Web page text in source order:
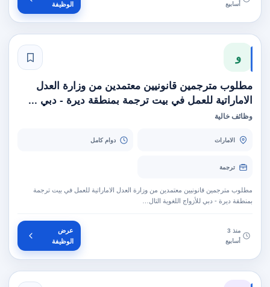
أسابيع
الوظيفة
و
مطلوب مترجمين قانونيين معتمدين من وزارة العدل
الاماراتية للعمل في بيت ترجمة بمنطقة ديرة - دبي ...
وظائف خالية
الامارات دوام كامل
ترجمة
مطلوب مترجمين قانونيين معتمدين من وزارة العدل الاماراتية للعمل في بيت ترجمة
بمنطقة ديرة - دبي للأزواج اللغوية التال…
منذ 3
أسابيع
عرض
الوظيفة